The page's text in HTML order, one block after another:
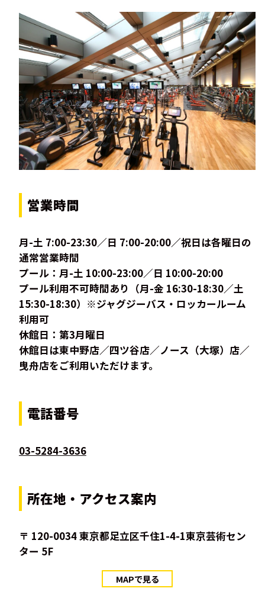
営業時間
月-土 7:00-23:30／日 7:00-20:00／祝日は各曜日の
通常営業時間
プール：月-土 10:00-23:00／日 10:00-20:00
プール利用不可時間あり（月-金 16:30-18:30／土
15:30-18:30）※ジャグジーバス・ロッカールーム
利用可
休館日：第3月曜日
休館日は東中野店／四ツ谷店／ノース（大塚）店／
曳舟店をご利用いただけます。
電話番号
03-5284-3636
所在地・アクセス案内
〒 120-0034 東京都足立区千住1-4-1東京芸術セン
ター 5F
MAPで見る